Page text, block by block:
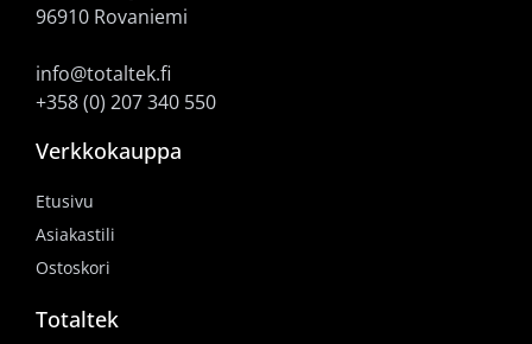
96910 Rovaniemi
info@totaltek.fi
+358 (0) 207 340 550
Verkkokauppa
Etusivu
Asiakastili
Ostoskori
Totaltek